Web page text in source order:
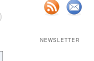
NEWSLETTER